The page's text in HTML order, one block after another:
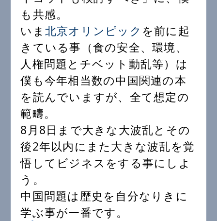
も共感。
いま 北京オリンピック を前に起
きている事（食の安全、環境、
人権問題とチベット動乱等）は
僕も今年相当数の中国関連の本
を読んでいますが、全て想定の
範疇。
8月8日まで大きな大波乱とその
後2年以内にまた大きな波乱を覚
悟してビジネスをする事にしよ
う。
中国問題は歴史を自分なりきに
学ぶ事が一番です。